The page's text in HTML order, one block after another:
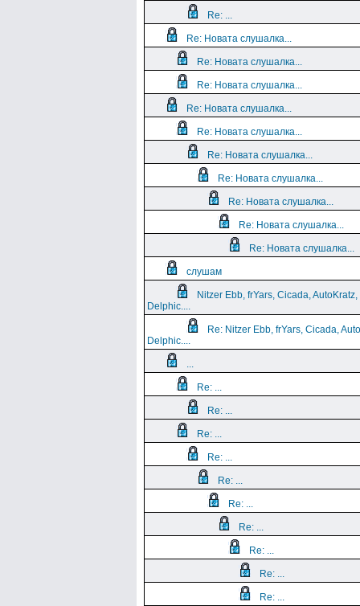
Re: ...
Re: Новата слушалка...
Re: Новата слушалка...
Re: Новата слушалка...
Re: Новата слушалка...
Re: Новата слушалка...
Re: Новата слушалка...
Re: Новата слушалка...
Re: Новата слушалка...
Re: Новата слушалка...
Re: Новата слушалка...
слушам
Nitzer Ebb, frYars, Cicada, AutoKratz,
Delphic....
Re: Nitzer Ebb, frYars, Cicada,
Delphic....
...
Re: ...
Re: ...
Re: ...
Re: ...
Re: ...
Re: ...
Re: ...
Re: ...
Re: ...
Re: ...